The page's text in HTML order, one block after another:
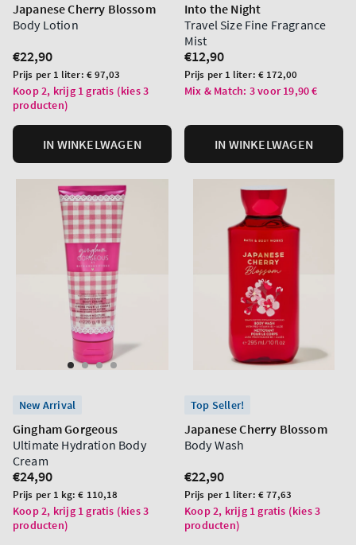
Japanese Cherry Blossom
Body Lotion
Normale
prijs
€22,90
Prijs
per
eenheid
Prijs per 1 liter: € 97,03
Koop 2, krijg 1 gratis (kies 3
producten)
IN WINKELWAGEN
Into the Night
Travel Size Fine Fragrance
Mist
Normale
prijs
€12,90
Prijs
per
Prijs per 1 liter: € 172,00
Mix & Match: 3 voor 19,90 €
IN WINKELWAGEN
New Arrival
Gingham Gorgeous
Ultimate Hydration Body
Cream
Normale
prijs
€24,90
Prijs
per
eenheid
Prijs per 1 kg:€ 110,18
Koop 2, krijg 1 gratis (kies 3
producten)
Top Seller!
Japanese Cherry Blossom
Body Wash
Normale
prijs
€22,90
Prijs
per
eenheid
Prijs per 1 liter: € 77,63
Koop 2, krijg 1 gratis (kies 3
producten)